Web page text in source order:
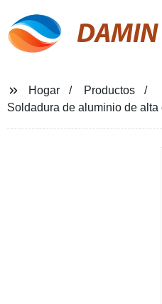
DAMIN
Hogar
Productos
Soldadura de aluminio de